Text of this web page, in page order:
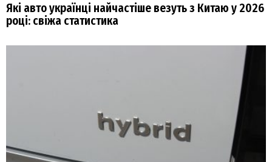
Які авто українці найчастіше везуть з Китаю у 2026
році: свіжа статистика